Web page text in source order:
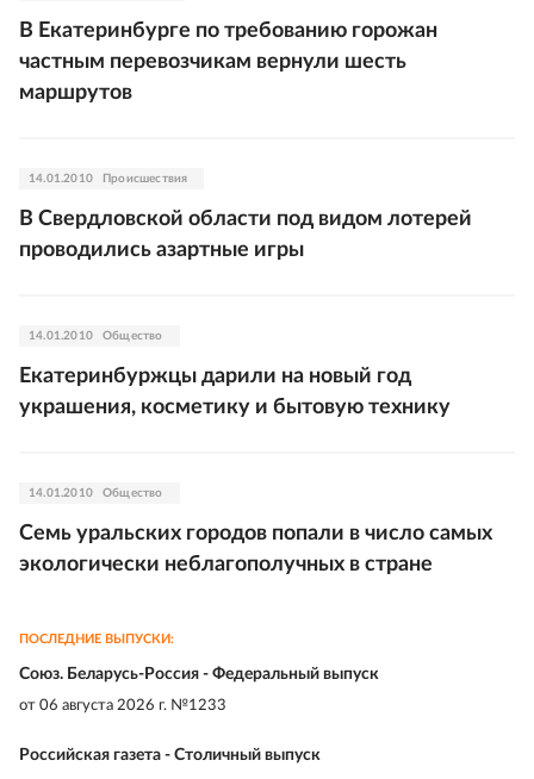
В Екатеринбурге по требованию горожан
частным перевозчикам вернули шесть
маршрутов
14.01.2010 Происшествия
В Свердловской области под видом лотерей
проводились азартные игры
14.01.2010 Общество
Екатеринбуржцы дарили на новый год
украшения, косметику и бытовую технику
14.01.2010 Общество
Семь уральских городов попали в число самых
экологически неблагополучных в стране
ПОСЛЕДНИЕ ВЫПУСКИ:
Союз. Беларусь-Россия - Федеральный выпуск
от 06 августа 2026 г. №1233
Российская газета - Столичный выпуск